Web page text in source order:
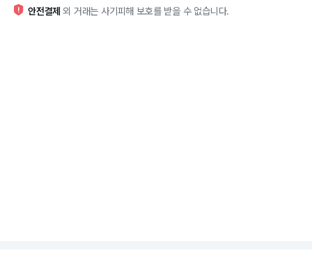
안전결제 외 거래는 사기피해 보호를 받을 수 없습니다.